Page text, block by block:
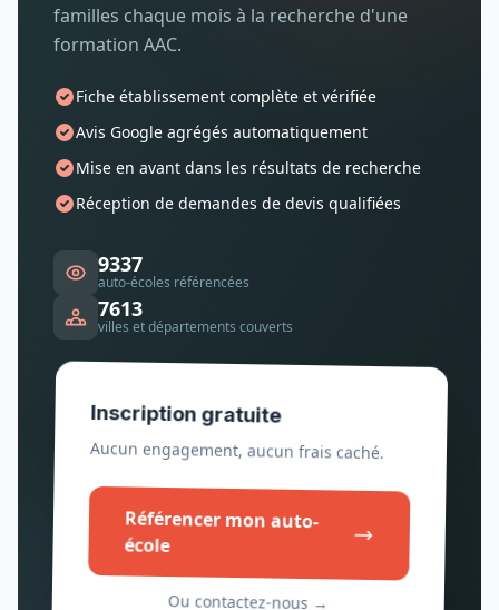
familles chaque mois à la recherche d'une
formation AAC.
Fiche établissement complète et vérifiée
Avis Google agrégés automatiquement
Mise en avant dans les résultats de recherche
Réception de demandes de devis qualifiées
9337
auto-écoles référencées
7613
villes et départements couverts
Inscription gratuite
Aucun engagement, aucun frais caché.
Référencer mon auto-
école
Ou contactez-nous →